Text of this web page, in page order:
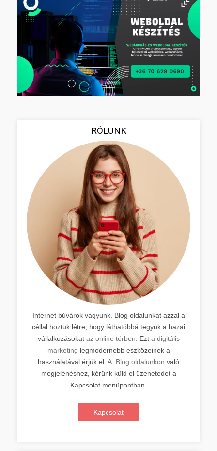
RÓLUNK
Internet búvárok vagyunk. Blog oldalunkat azzal a
céllal hoztuk létre, hogy láthatóbbá tegyük a hazai
vállalkozásokat az online térben. Ezt a digitális
marketing legmodernebb eszközeinek a
használatával érjük el. A Blog oldalunkon való
megjelenéshez, kérünk küld el üzenetedet a
Kapcsolat menüpontban.
Kapcsolat